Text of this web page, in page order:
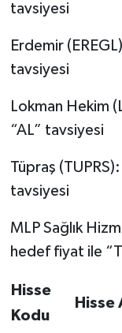
tavsiyesi
Erdemir
tavsiyesi
Lokman Hekim
“AL” tavsiyesi
Tüpraş
tavsiyesi
MLP Sağlık
hedef fiyat ile
Hisse
Kodu
Hisse